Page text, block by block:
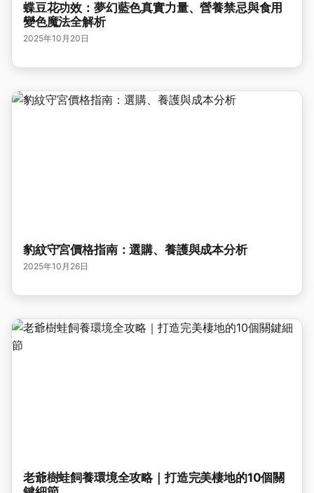
蝶豆花功效：夢幻藍色真實力量、營養禁忌與食用
變色魔法全解析
2025年10月20日
豹紋守宮價格指南：選購、養護與成本分析
2025年10月26日
老爺樹蛙飼養環境全攻略｜打造完美棲地的10個關